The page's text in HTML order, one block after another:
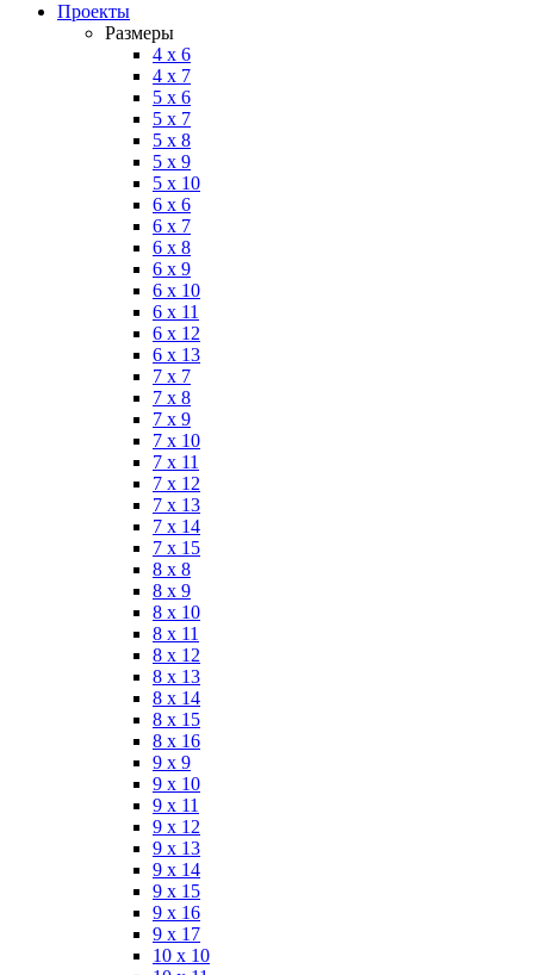
Проекты
Размеры
4 x 6
4 x 7
5 x 6
5 x 7
5 x 8
5 x 9
5 x 10
6 x 6
6 x 7
6 x 8
6 x 9
6 x 10
6 x 11
6 x 12
6 x 13
7 x 7
7 x 8
7 x 9
7 x 10
7 x 11
7 x 12
7 x 13
7 x 14
7 x 15
8 x 8
8 x 9
8 x 10
8 x 11
8 x 12
8 x 13
8 x 14
8 x 15
8 x 16
9 x 9
9 x 10
9 x 11
9 x 12
9 x 13
9 x 14
9 x 15
9 x 16
9 x 17
10 x 10